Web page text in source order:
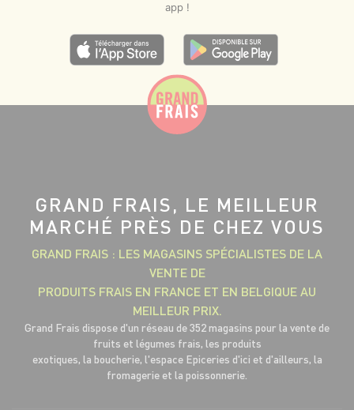
app !
GRAND FRAIS, LE MEILLEUR
MARCHÉ PRÈS DE CHEZ VOUS
GRAND FRAIS : LES MAGASINS SPÉCIALISTES DE LA
VENTE DE
PRODUITS FRAIS EN FRANCE ET EN BELGIQUE AU
MEILLEUR PRIX.
Grand Frais dispose d'un réseau de 352 magasins pour la vente de
fruits et légumes frais, les produits
exotiques, la boucherie, l'espace Epiceries d'ici et d'ailleurs, la
fromagerie et la poissonnerie.